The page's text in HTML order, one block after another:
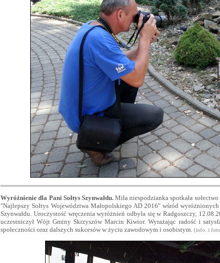
Wyróżnienie dla Pani Sołtys Szynwałdu.Miła niespodzianka spotkała
"Najlepszy Sołtys Województwa Małopolskiego AD 2016" wśród
Szynwałdu. Uroczystość wręczenia wyróżnień odbyła się w Radgoszczy,
uczestniczył Wójt Gminy Skrzyszów Marcin Kiwior. Wyrażając radość i
społeczności oraz dalszych sukcesów w życiu zawodowym i osobistym.(info. i